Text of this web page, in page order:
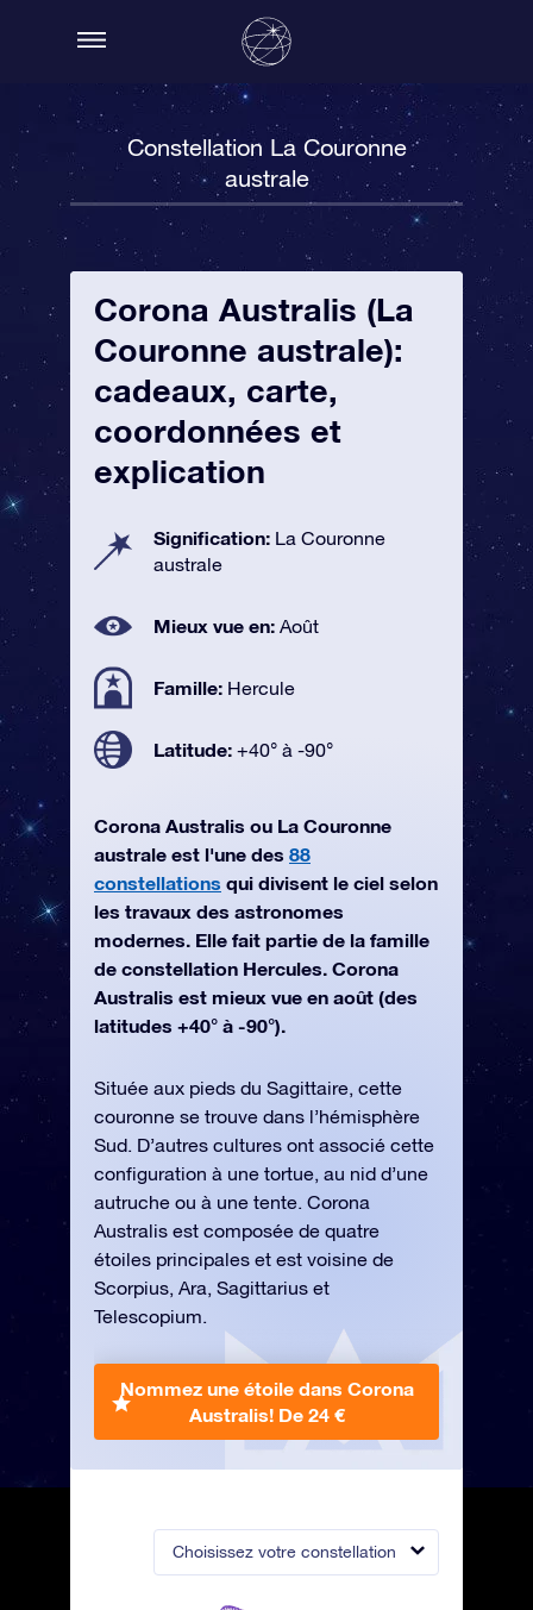
Constellation La Couronne
australe
Choisissez votre constellation
Corona Australis (La
Couronne australe):
cadeaux, carte,
coordonnées et
explication
Signification: La Couronne
australe
Mieux vue en: Août
Famille: Hercule
Latitude: +40° à -90°
Corona Australis ou La Couronne
australe est l'une des 88
constellations qui divisent le ciel selon
les travaux des astronomes
modernes. Elle fait partie de la famille
de constellation Hercules. Corona
Australis est mieux vue en août (des
latitudes +40° à -90°).
Située aux pieds du Sagittaire, cette
couronne se trouve dans l’hémisphère
Sud. D’autres cultures ont associé cette
configuration à une tortue, au nid d’une
autruche ou à une tente. Corona
Australis est composée de quatre
étoiles principales et est voisine de
Scorpius, Ara, Sagittarius et
Telescopium.
Nommez une étoile dans Corona
Australis! De 24 €